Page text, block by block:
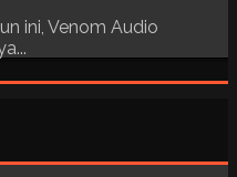
ini, Venom Audio